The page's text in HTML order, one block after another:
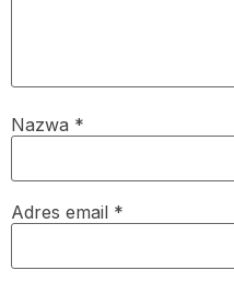
Nazwa *
Adres email *